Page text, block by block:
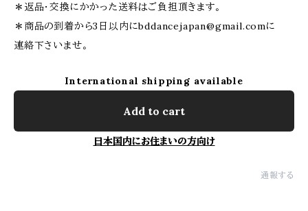
＊返品・交換にかかった送料はご負担頂きます。
＊商品の到着から3日以内にbddancejapan@gmail.comに
連絡下さいませ。
International shipping available
Add to cart
日本国内にお住まいの方向け
通報する